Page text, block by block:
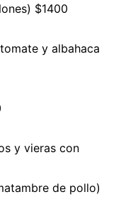
$1400
y albahaca
y vieras con
de pollo)